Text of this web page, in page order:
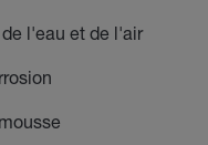
l'eau et de l'air